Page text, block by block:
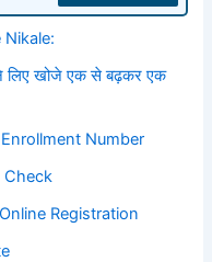
Nikale:
खोजे एक से बढ़कर एक
Number
Check
Registration